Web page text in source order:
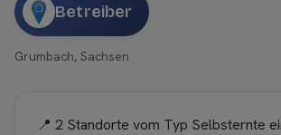
Betreiber
Grumbach, Sachsen
📍 2 Standorte vom Typ Selbsternte